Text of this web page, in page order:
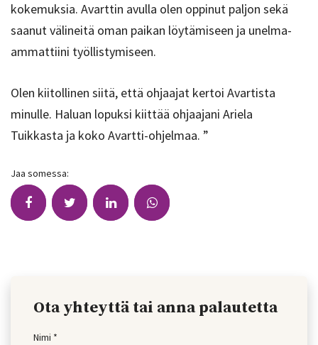
kokemuksia. Avarttin avulla olen oppinut paljon sekä
saanut välineitä oman paikan löytämiseen ja unelma-
ammattiini työllistymiseen.
Olen kiitollinen siitä, että ohjaajat kertoi Avartista
minulle. Haluan lopuksi kiittää ohjaajani Ariela
Tuikkasta ja koko Avartti-ohjelmaa. ”
Jaa somessa:
Ota yhteyttä tai anna palautetta
Nimi *